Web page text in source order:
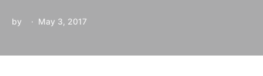
by May 3, 2017